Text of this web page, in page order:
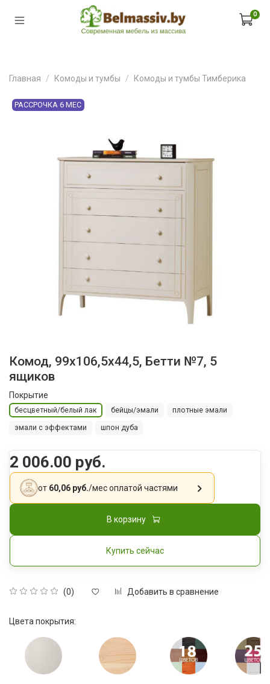
0
Главная Комоды и тумбы Комоды и тумбы Тимберика
РАССРОЧКА 6 МЕС
Комод, 99х106,5x44,5, Бетти №7, 5
ящиков
(0) Добавить в сравнение
Покрытие
бесцветный/белый лак бейцы/эмали плотные эмали
эмали с эффектами шпон дуба
2 006.00 руб.
от 60,06 руб./месоплатой частями
В корзину
Купить сейчас
Цвета покрытия: